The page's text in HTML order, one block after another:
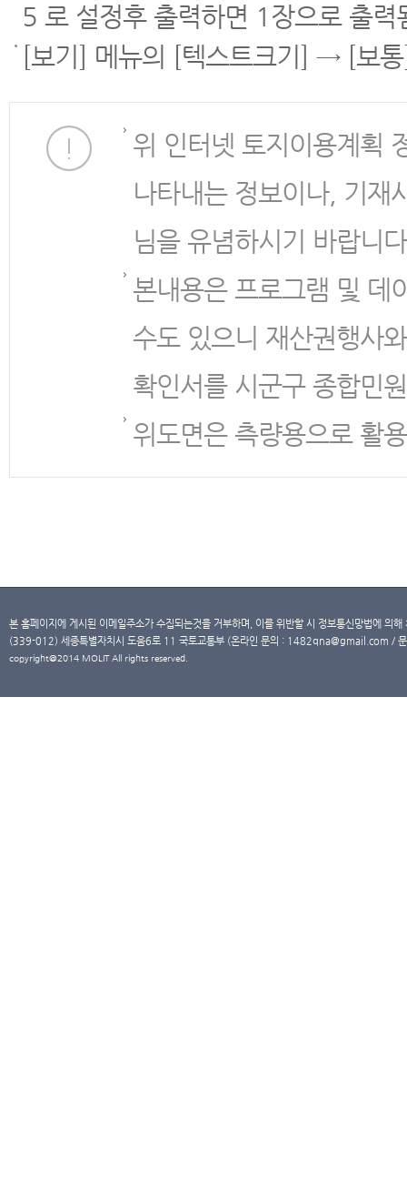
5 로 설정후 출력하면 1장으로 출력
[보기] 메뉴의 [텍스트크기] → [보
위 인터넷 토지이용계획
나타내는 정보이나, 기재
님을 유념하시기 바랍니
본내용은 프로그램 및 데
수도 있으니 재산권행사
확인서를 시군구 종합민
위도면은 측량용으로 활
본 홈페이지에 게시된 이메일주소가 수집되는것을 거부하며, 이를 위반할 시 정보통신망법에 의
(339-012) 세종특별자치시 도움6로 11 국토교통부 (온라인 문의 : 1482qna@gmail.com /
copyright@2014 MOLIT All rights reserved.